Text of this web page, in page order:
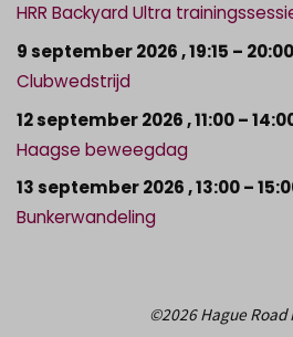
HRR Backyard Ultra
9 september 2026,19:15 – 20:00
Clubwedstrijd
12 september 2026,11:00–
Haagse beweegdag
13 september 2026,13:00–
Bunkerwandeling
©2026 Hague Road